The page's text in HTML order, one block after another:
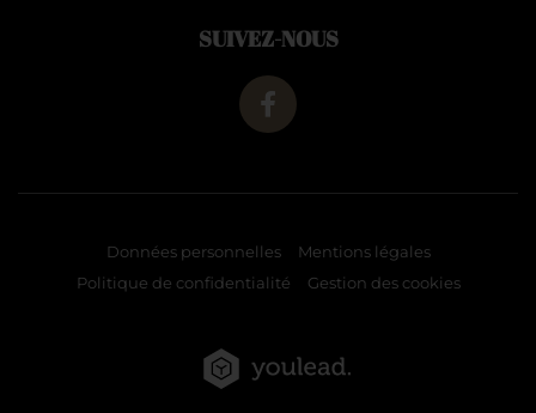
SUIVEZ-NOUS
Données personnelles
Mentions légales
Politique de confidentialité
Gestion des cookies